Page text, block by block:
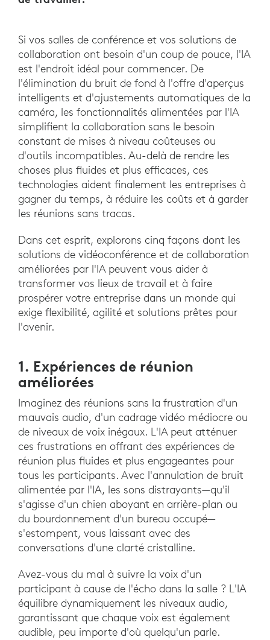
Si vos salles de conférence et vos solutions de
collaboration ont besoin d'un coup de pouce, l'IA
est l'endroit idéal pour commencer. De
l'élimination du bruit de fond à l'offre d'aperçus
intelligents et d'ajustements automatiques de la
caméra, les fonctionnalités alimentées par l'IA
simplifient la collaboration sans le besoin
constant de mises à niveau coûteuses ou
d'outils incompatibles. Au-delà de rendre les
choses plus fluides et plus efficaces, ces
technologies aident finalement les entreprises à
gagner du temps, à réduire les coûts et à garder
les réunions sans tracas.
Dans cet esprit, explorons cinq façons dont les
solutions de vidéoconférence et de collaboration
améliorées par l'IA peuvent vous aider à
transformer vos lieux de travail et à faire
prospérer votre entreprise dans un monde qui
exige flexibilité, agilité et solutions prêtes pour
l'avenir.
1. Expériences de réunion
améliorées
Imaginez des réunions sans la frustration d'un
mauvais audio, d'un cadrage vidéo médiocre ou
de niveaux de voix inégaux. L'IA peut atténuer
ces frustrations en offrant des expériences de
réunion plus fluides et plus engageantes pour
tous les participants. Avec l'annulation de bruit
alimentée par l'IA, les sons distrayants—qu'il
s'agisse d'un chien aboyant en arrière-plan ou
du bourdonnement d'un bureau occupé—
s'estompent, vous laissant avec des
conversations d'une clarté cristalline.
Avez-vous du mal à suivre la voix d'un
participant à cause de l'écho dans la salle ? L'IA
équilibre dynamiquement les niveaux audio,
garantissant que chaque voix est également
audible, peu importe d'où quelqu'un parle.